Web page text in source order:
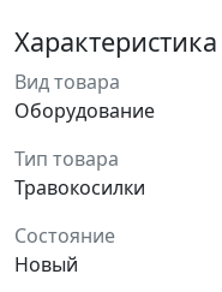
Характеристика
Вид товара
Оборудование
Тип товара
Травокосилки
Состояние
Новый